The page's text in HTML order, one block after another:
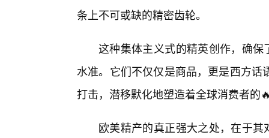
条上不可或缺的精密齿轮。
这种集体主义式的精英创作，确保
水准。它们不仅仅是商品，更是西方
打击，潜移默化地塑造着全球消费者的
欧美精产的真正强大之处，在于其